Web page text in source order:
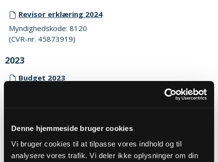
Denne hjemmeside bruger cookies
Vi bruger cookies til at tilpasse vores indhold og til
analysere vores trafik. Vi deler ikke oplysninger om din
Revisor erklæring 2024
Myndighedskode: 8120
(CVR-nr. 45873919)
2023
Budget 2023
(CVR-nr. 45873919)